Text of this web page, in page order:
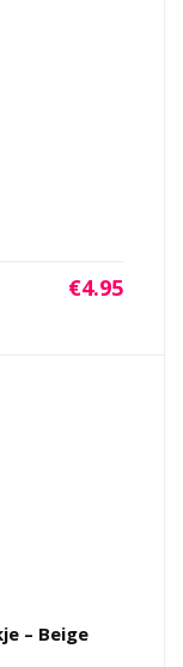
€4.95
– Beige